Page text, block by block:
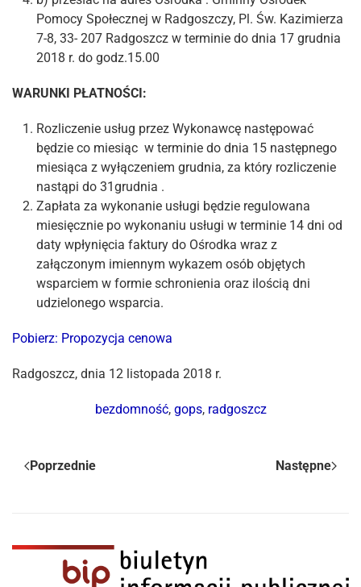
Pomocy Społecznej w Radgoszczy, Pl. Św. Kazimierza
7-8, 33- 207 Radgoszcz w terminie do dnia 17 grudnia
2018 r. do godz.15.00
WARUNKI PŁATNOŚCI:
Rozliczenie usług przez Wykonawcę następować
będzie co miesiąc w terminie do dnia 15 następnego
miesiąca z wyłączeniem grudnia, za który rozliczenie
nastąpi do 31grudnia .
Zapłata za wykonanie usługi będzie regulowana
miesięcznie po wykonaniu usługi w terminie 14 dni od
daty wpłynięcia faktury do Ośrodka wraz z
załączonym imiennym wykazem osób objętych
wsparciem w formie schronienia oraz ilością dni
udzielonego wsparcia.
Pobierz: Propozycja cenowa
Radgoszcz, dnia 12 listopada 2018 r.
bezdomność, gops, radgoszcz
Poprzednie Następne